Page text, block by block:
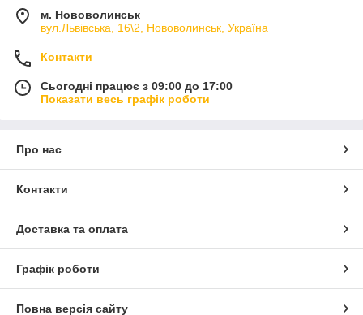
м. Нововолинськ
вул.Львівська, 16\2, Нововолинськ, Україна
Контакти
Сьогодні працює з 09:00 до 17:00
Показати весь графік роботи
Про нас
Контакти
Доставка та оплата
Графік роботи
Повна версія сайту